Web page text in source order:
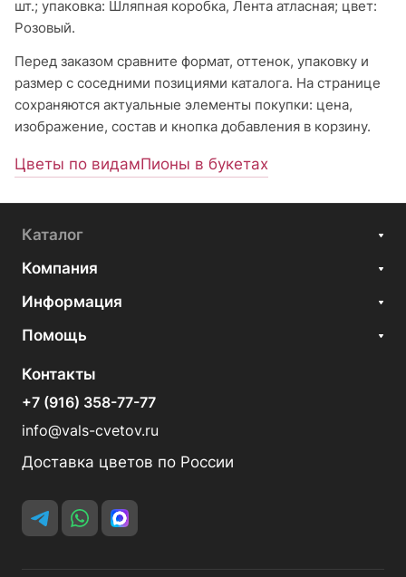
шт.; упаковка: Шляпная коробка, Лента атласная; цвет:
Розовый.
Перед заказом сравните формат, оттенок, упаковку и
размер с соседними позициями каталога. На странице
сохраняются актуальные элементы покупки: цена,
изображение, состав и кнопка добавления в корзину.
Цветы по видамПионы в букетах
Каталог
Компания
Информация
Помощь
Контакты
+7 (916) 358-77-77
info@vals-cvetov.ru
Доставка цветов по России